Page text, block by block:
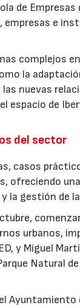
de
empresas e
complejos
la
nuevas
espacio de
del sector
casos
ofreciendo
la gestión de
urbanos,
y Miguel
Natural